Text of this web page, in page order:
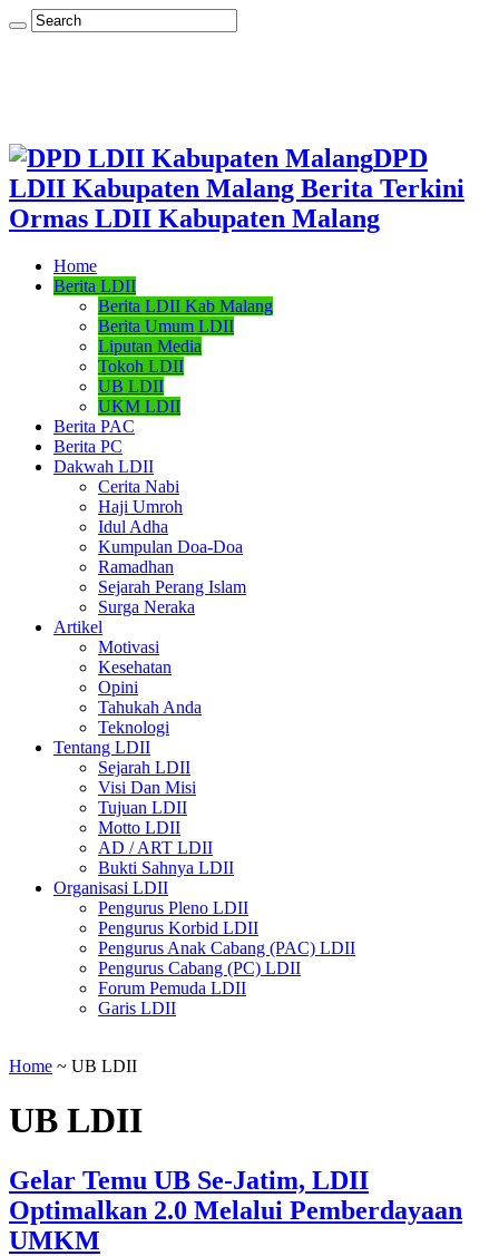
DPD
LDII Kabupaten Malang Berita Terkini
Ormas LDII Kabupaten Malang
Home
Berita LDII
Berita LDII Kab Malang
Berita Umum LDII
Liputan Media
Tokoh LDII
UB LDII
UKM LDII
Berita PAC
Berita PC
Dakwah LDII
Cerita Nabi
Haji Umroh
Idul Adha
Kumpulan Doa-Doa
Ramadhan
Sejarah Perang Islam
Surga Neraka
Artikel
Motivasi
Kesehatan
Opini
Tahukah Anda
Teknologi
Tentang LDII
Sejarah LDII
Visi Dan Misi
Tujuan LDII
Motto LDII
AD / ART LDII
Bukti Sahnya LDII
Organisasi LDII
Pengurus Pleno LDII
Pengurus Korbid LDII
Pengurus Anak Cabang (PAC) LDII
Pengurus Cabang (PC) LDII
Forum Pemuda LDII
Garis LDII
Home ~ UB LDII
UB LDII
Gelar Temu UB Se-Jatim, LDII
Optimalkan 2.0 Melalui Pemberdayaan
UMKM